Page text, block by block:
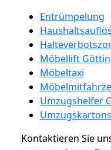
Entrümpelung
Möbellift
Möbeltaxi
Umzugshelfer
Umzugskartons
Kontaktieren Sie